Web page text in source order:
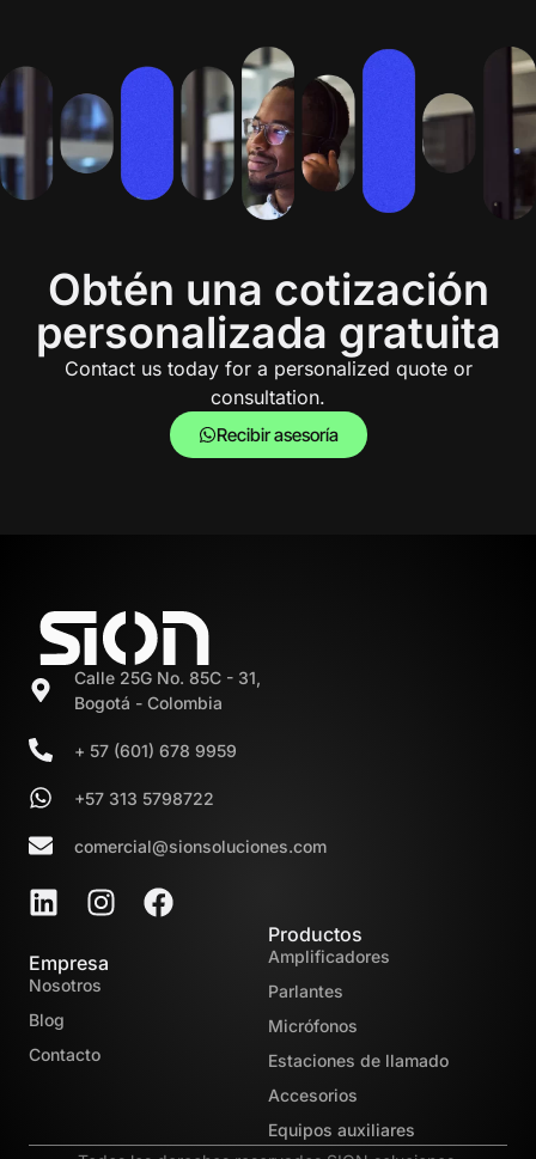
Obtén una cotización
personalizada gratuita
Contact us today for a personalized quote or
consultation.
Recibir asesoría
Calle 25G No. 85C - 31,
Bogotá - Colombia
+ 57 (601) 678 9959
+57 313 5798722
comercial@sionsoluciones.com
Empresa
Nosotros
Blog
Contacto
Productos
Amplificadores
Parlantes
Micrófonos
Estaciones de llamado
Accesorios
Equipos auxiliares